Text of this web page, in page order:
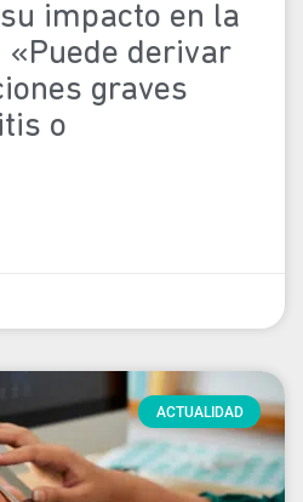
impacto en la
derivar
graves
o
ACTUALIDAD